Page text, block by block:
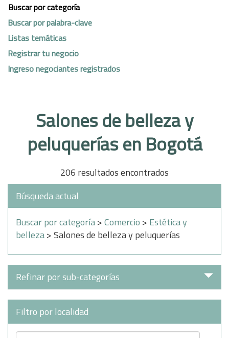
Buscar por categoría
Buscar por palabra-clave
Listas temáticas
Registrar tu negocio
Ingreso negociantes registrados
Salones de belleza y
peluquerías en Bogotá
206 resultados encontrados
Búsqueda actual
Buscar por categoría>Comercio > Estética y
belleza> Salones de belleza y peluquerías
Refinar por sub-categorías
Filtro por localidad